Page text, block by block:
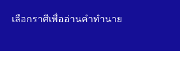
เลือกราศีเพื่ออ่านคำทำนาย